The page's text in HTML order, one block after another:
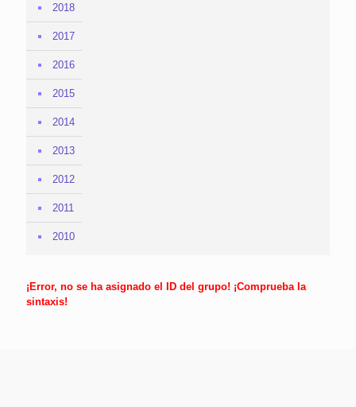
2018
2017
2016
2015
2014
2013
2012
2011
2010
¡Error, no se ha asignado el ID del grupo! ¡Comprueba la
sintaxis!